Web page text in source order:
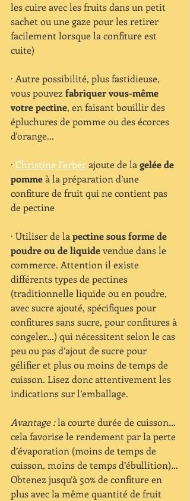
les cuire avec les fruits dans un petit
sachet ou une gaze pour les retirer
facilement lorsque la confiture est
cuite)
· Autre possibilité, plus fastidieuse,
vous pouvez fabriquer vous-même
votre pectine, en faisant bouillir des
épluchures de pomme ou des écorces
d'orange...
· Christine Ferberajoute de la gelée de
pomme à la préparation d’une
confiture de fruit qui ne contient pas
de pectine
· Utiliser de la pectine sous forme de
poudre ou de liquide vendue dans le
commerce. Attention il existe
différents types de pectines
(traditionnelle liquide ou en poudre,
avec sucre ajouté, spécifiques pour
confitures sans sucre, pour confitures à
congeler…) qui nécessitent selon le cas
peu ou pas d’ajout de sucre pour
gélifier et plus ou moins de temps de
cuisson. Lisez donc attentivement les
indications sur l’emballage.
Avantage : la courte durée de cuisson…
cela favorise le rendement par la perte
d’évaporation (moins de temps de
cuisson, moins de temps d’ébullition)…
Obtenez jusqu’à 50% de confiture en
plus avec la même quantité de fruit